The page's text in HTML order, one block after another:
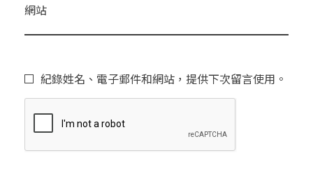
網站
紀錄姓名、電子郵件和網站，提供下次留言使用。